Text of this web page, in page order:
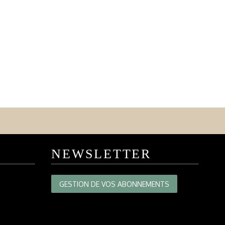
NEWSLETTER
GESTION DE VOS ABONNEMENTS